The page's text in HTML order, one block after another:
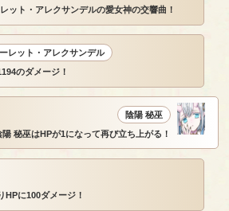
ット・アレクサンデルの愛女神の交響曲！
レット・アレクサンデル
のダメージ！
陰陽 秘巫
陽 秘巫はHPが1になって再び立ち上がる！
HPに100ダメージ！